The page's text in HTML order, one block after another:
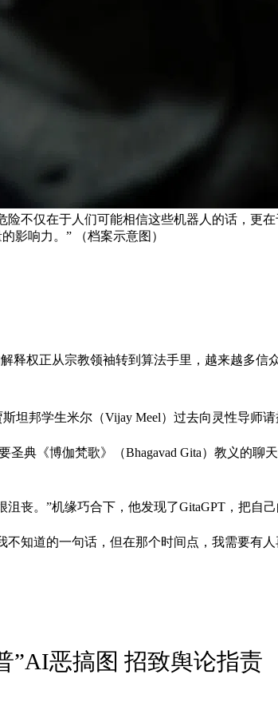
险不仅在于人们可能相信这些机器人的话，
影响力。” （档案示意图）
释权正从宗教领袖转到算法手里，越来越多
坦邦学生米尔（Vijay Meel）过去向灵性导师请
典《博伽梵歌》（Bhagavad Gita）教义的
丧。”机缘巧合下，他发现了GitaGPT，把
不知道的一句话，但在那个时间点，我需要
”AI恶搞图 招致舆论指责